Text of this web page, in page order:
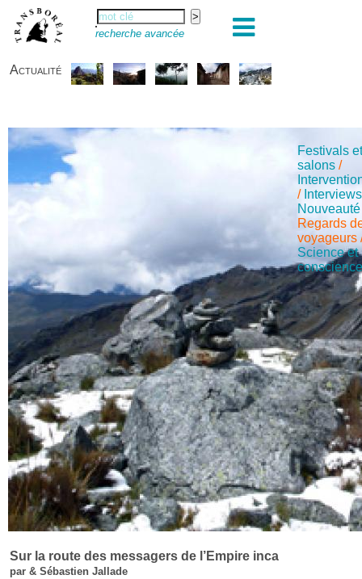
recherche avancée
Actualité
Festivals
salons /
/ Interviews
Nouveauté
Regards
voyageurs
Science et
Sur la route des messagers de l’Empire inca
par & Sébastien Jallade